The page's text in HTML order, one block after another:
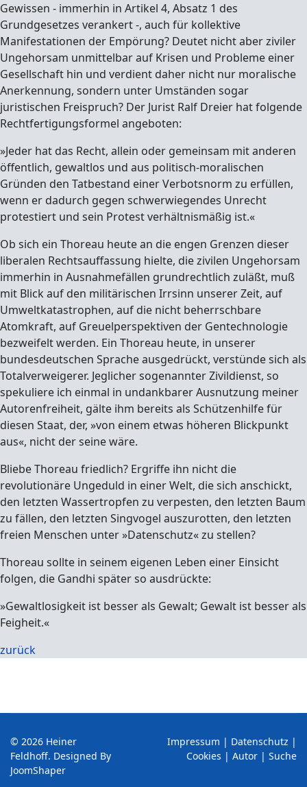
Gewissen - immerhin in Artikel 4, Absatz 1 des
Grundgesetzes verankert -, auch für kollektive
Manifestationen der Empörung? Deutet nicht aber ziviler
Ungehorsam unmittelbar auf Krisen und Probleme einer
Gesellschaft hin und verdient daher nicht nur moralische
Anerkennung, sondern unter Umständen sogar
juristischen Freispruch? Der Jurist Ralf Dreier hat folgende
Rechtfertigungsformel angeboten:
»Jeder hat das Recht, allein oder gemeinsam mit anderen
öffentlich, gewaltlos und aus politisch-moralischen
Gründen den Tatbestand einer Verbotsnorm zu erfüllen,
wenn er dadurch gegen schwerwiegendes Unrecht
protestiert und sein Protest verhältnismäßig ist.«
Ob sich ein Thoreau heute an die engen Grenzen dieser
liberalen Rechtsauffassung hielte, die zivilen Ungehorsam
immerhin in Ausnahmefällen grundrechtlich zuläßt, muß
mit Blick auf den militärischen Irrsinn unserer Zeit, auf
Umweltkatastrophen, auf die nicht beherrschbare
Atomkraft, auf Greuelperspektiven der Gentechnologie
bezweifelt werden. Ein Thoreau heute, in unserer
bundesdeutschen Sprache ausgedrückt, verstünde sich als
Totalverweigerer. Jeglicher sogenannter Zivildienst, so
spekuliere ich einmal in undankbarer Ausnutzung meiner
Autorenfreiheit, gälte ihm bereits als Schützenhilfe für
diesen Staat, der, »von einem etwas höheren Blickpunkt
aus«, nicht der seine wäre.
Bliebe Thoreau friedlich? Ergriffe ihn nicht die
revolutionäre Ungeduld in einer Welt, die sich anschickt,
den letzten Wassertropfen zu verpesten, den letzten Baum
zu fällen, den letzten Singvogel auszurotten, den letzten
freien Menschen unter »Datenschutz« zu stellen?
Thoreau sollte in seinem eigenen Leben einer Einsicht
folgen, die Gandhi später so ausdrückte:
»Gewaltlosigkeit ist besser als Gewalt; Gewalt ist besser als
Feigheit.«
zurück
© 2026 Heiner
Feldhoff. Designed By
JoomShaper
Impressum | Datenschutz |
Cookies | Autor| Suche